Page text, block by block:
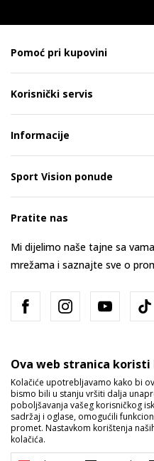
Pomoć pri kupovini
Korisnički servis
Informacije
Sport Vision ponude
Pratite nas
Mi dijelimo naše tajne sa
mrežama i saznajte sve o
Bosna i Hercegovina
Ova web stranica koristi
Kolačiće upotrebljavamo kako bi
bismo bili u stanju vršiti dalja
poboljšavanja vašeg korisničkog
sadržaj i oglase, omogućili
promet. Nastavkom korištenja
kolačića.